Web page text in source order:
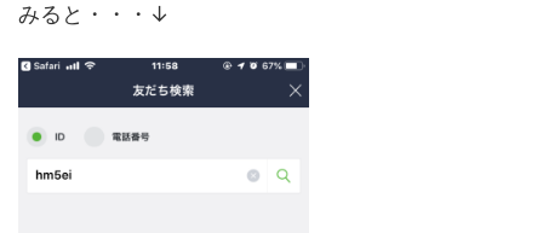
みると・・・↓